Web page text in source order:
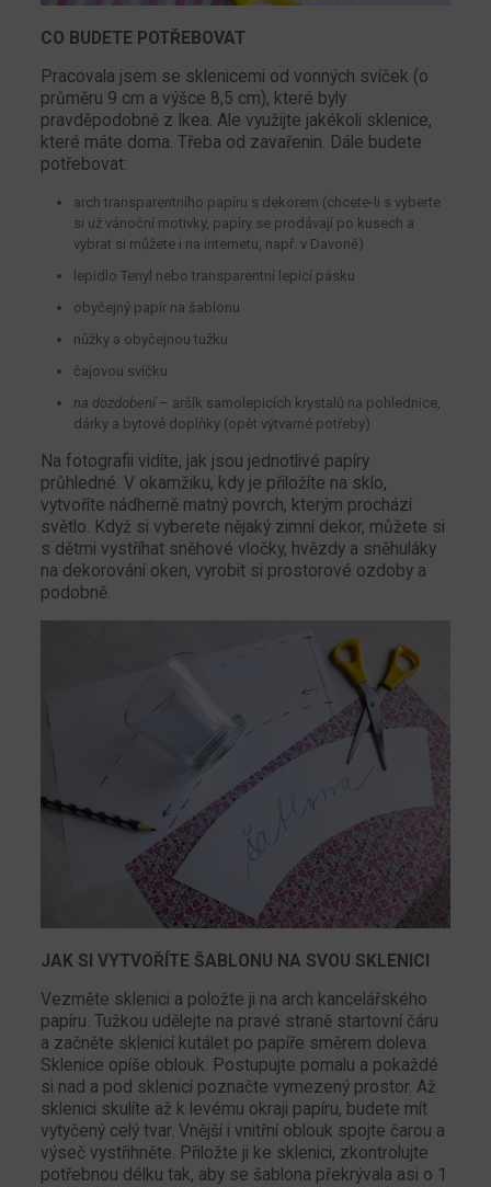
CO BUDETE POTŘEBOVAT
Pracovala jsem se sklenicemi od vonných svíček (o
průměru 9 cm a výšce 8,5 cm), které byly
pravděpodobně z Ikea. Ale využijte jakékoli sklenice,
které máte doma. Třeba od zavařenin. Dále budete
potřebovat:
arch transparentního papíru s dekorem (chcete-li s vyberte
si už vánoční motivky, papíry se prodávají po kusech a
vybrat si můžete i na internetu, např. v Davoně)
lepidlo Tenyl nebo transparentní lepicí pásku
obyčejný papír na šablonu
nůžky a obyčejnou tužku
čajovou svíčku
na dozdobení– aršík samolepicích krystalů na pohlednice,
dárky a bytové doplňky (opět výtvarné potřeby)
Na fotografii vidíte, jak jsou jednotlivé papíry
průhledné. V okamžiku, kdy je přiložíte na sklo,
vytvoříte nádherně matný povrch, kterým prochází
světlo. Když si vyberete nějaký zimní dekor, můžete si
s dětmi vystříhat sněhové vločky, hvězdy a sněhuláky
na dekorování oken, vyrobit si prostorové ozdoby a
podobně.
JAK SI VYTVOŘÍTE ŠABLONU NA SVOU SKLENICI
Vezměte sklenici a položte ji na arch kancelářského
papíru. Tužkou udělejte na pravé straně startovní čáru
a začněte sklenicí kutálet po papíře směrem doleva.
Sklenice opíše oblouk. Postupujte pomalu a pokaždé
si nad a pod sklenicí poznačte vymezený prostor. Až
sklenici skulíte až k levému okraji papíru, budete mít
vytyčený celý tvar. Vnější i vnitřní oblouk spojte čarou a
výseč vystřihněte. Přiložte ji ke sklenici, zkontrolujte
potřebnou délku tak, aby se šablona překrývala asi o 1